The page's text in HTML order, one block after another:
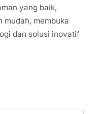
yang baik,
mudah, membuka
dan solusi inovatif